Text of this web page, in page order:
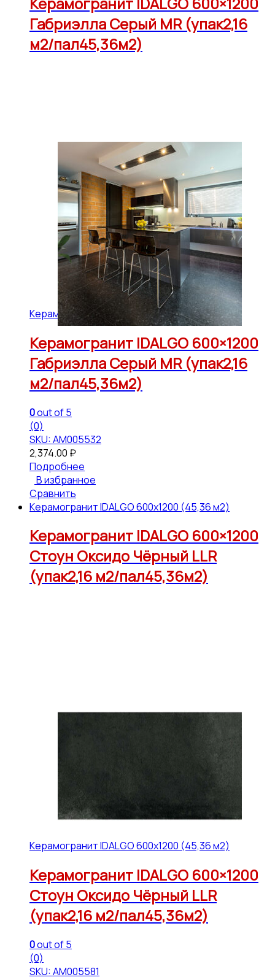
Габриэлла Серый МR (упак2,16
м2/пал45,36м2)
Керамогранит IDALGO 600x1200 (45,36 м2)
Керамогранит IDALGO 600×1200
Габриэлла Серый МR (упак2,16
м2/пал45,36м2)
0out of 5
(0)
SKU: АМ005532
2,374.00 ₽
Подробнее
В избранное
Сравнить
Керамогранит IDALGO 600x1200 (45,36 м2)
Керамогранит IDALGO 600×1200
Стоун Оксидо Чёрный LLR
(упак2,16 м2/пал45,36м2)
Керамогранит IDALGO 600x1200 (45,36 м2)
Керамогранит IDALGO 600×1200
Стоун Оксидо Чёрный LLR
(упак2,16 м2/пал45,36м2)
0out of 5
(0)
SKU: АМ005581